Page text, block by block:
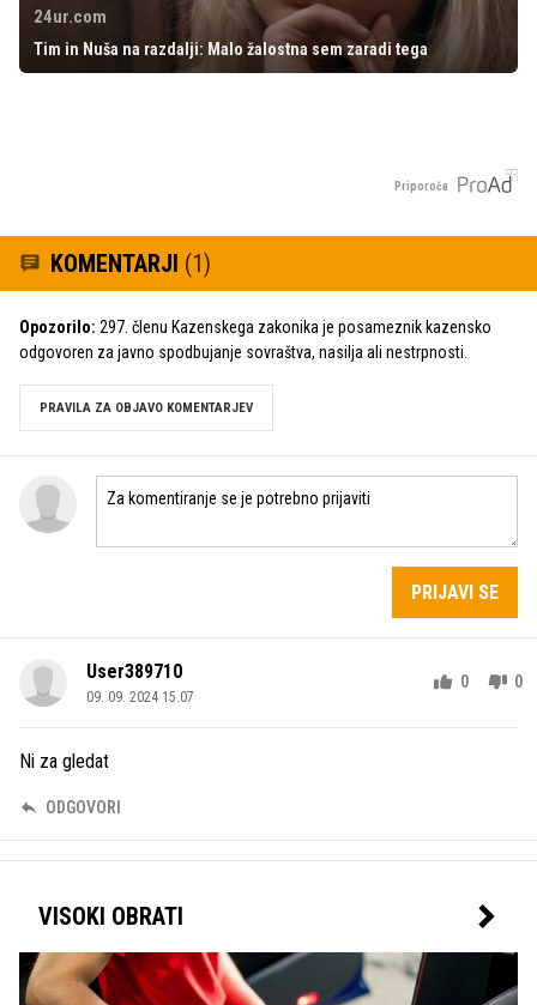
24ur.com
Tim in Nuša na razdalji: Malo žalostna sem zaradi tega
Priporoča
KOMENTARJI (1)
Opozorilo: 297. členu Kazenskega zakonika je posameznik kazensko
odgovoren za javno spodbujanje sovraštva, nasilja ali nestrpnosti.
PRAVILA ZA OBJAVO KOMENTARJEV
PRIJAVI SE
User389710
09. 09. 2024 15.07
0 0
Ni za gledat
ODGOVORI
VISOKI OBRATI